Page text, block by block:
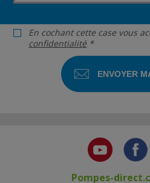
En cochant cette case vous
confidentialité*
Pompes-